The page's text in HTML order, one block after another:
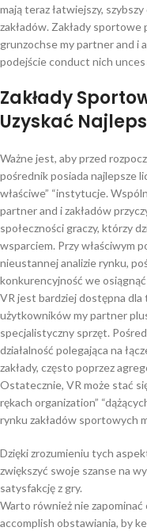
mają teraz łatwiejszy,
zakładów. Zakłady
grunzochse my partner and i
podejście conduct nich
Zakłady
Uzyskać
Ważne jest, aby przed
pośrednik posiada najlepsze
właściwe” “instytucje.
partner and i zakładów
społeczności graczy, którzy
wsparciem. Przy właściwym
nieustannej analizie rynku,
konkurencyjność we
VR jest bardziej dostępna
użytkowników my partner
specjalistyczny sprzęt.
działalność polegająca na
zakłady, często poprzez
Ostatecznie, VR może stać
rękach organization”
rynku zakładów sportowych
Dzięki zrozumieniu tych
zwiększyć swoje szanse na
satysfakcję z gry.
Warto również nie
accomplish obstawiania, by